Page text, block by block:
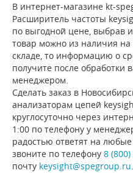
В интернет-магазине kt-
Расширитель частоты
по выгодной цене, выбрав
товар можно из наличия на
складе, то информацию о
получите после обработки
менеджером.
Сделать заказ в
анализаторам цепей
круглосуточно через
1:00 по телефону у
радостью ответят на
звоните по телефону 8
почту keysight@spegroup.ru